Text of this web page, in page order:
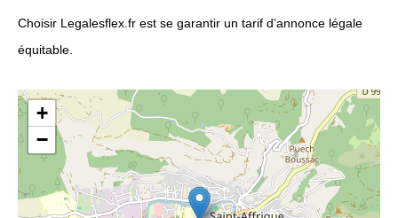
Choisir Legalesflex.fr est se garantir un tarif d’annonce légale
équitable.
+
−